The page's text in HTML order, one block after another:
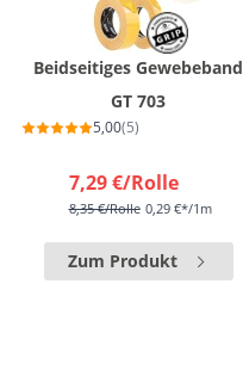
Beidseitiges Gewebeband
GT 703
5,00(5)
7,29 €/Rolle
8,35 €/Rolle 0,29 €*/1m
Zum Produkt